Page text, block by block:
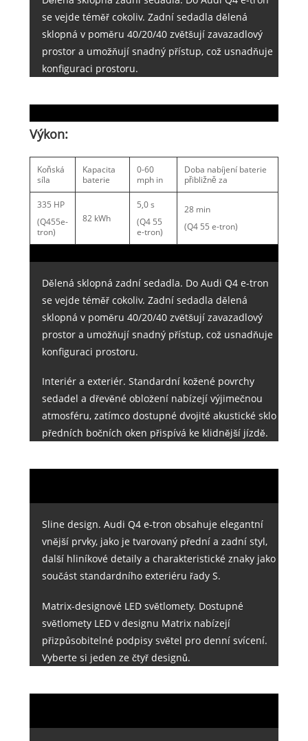
se vejde téměř cokoliv. Zadní sedadla dělená
sklopná v poměru 40/20/40 zvětšují zavazadlový
prostor a umožňují snadný přístup, což usnadňuje
konfiguraci prostoru.
Výkon:
Koňská
síla
Kapacita
baterie
0-60
mph in
Doba nabíjení baterie
přibližně za
335 HP
(Q455e-
tron)
82 kWh
5,0 s
(Q4 55
e-tron)
28 min
(Q4 55 e-tron)
Dělená sklopná zadní sedadla. Do Audi Q4 e-tron
se vejde téměř cokoliv. Zadní sedadla dělená
sklopná v poměru 40/20/40 zvětšují zavazadlový
prostor a umožňují snadný přístup, což usnadňuje
konfiguraci prostoru.
Interiér a exteriér. Standardní kožené povrchy
sedadel a dřevěné obložení nabízejí výjimečnou
atmosféru, zatímco dostupné dvojité akustické sklo
předních bočních oken přispívá ke klidnější jízdě.
Sline design. Audi Q4 e-tron obsahuje elegantní
vnější prvky, jako je tvarovaný přední a zadní styl,
další hliníkové detaily a charakteristické znaky jako
součást standardního exteriéru řady S.
Matrix-designové LED světlomety. Dostupné
světlomety LED v designu Matrix nabízejí
přizpůsobitelné podpisy světel pro denní svícení.
Vyberte si jeden ze čtyř designů.